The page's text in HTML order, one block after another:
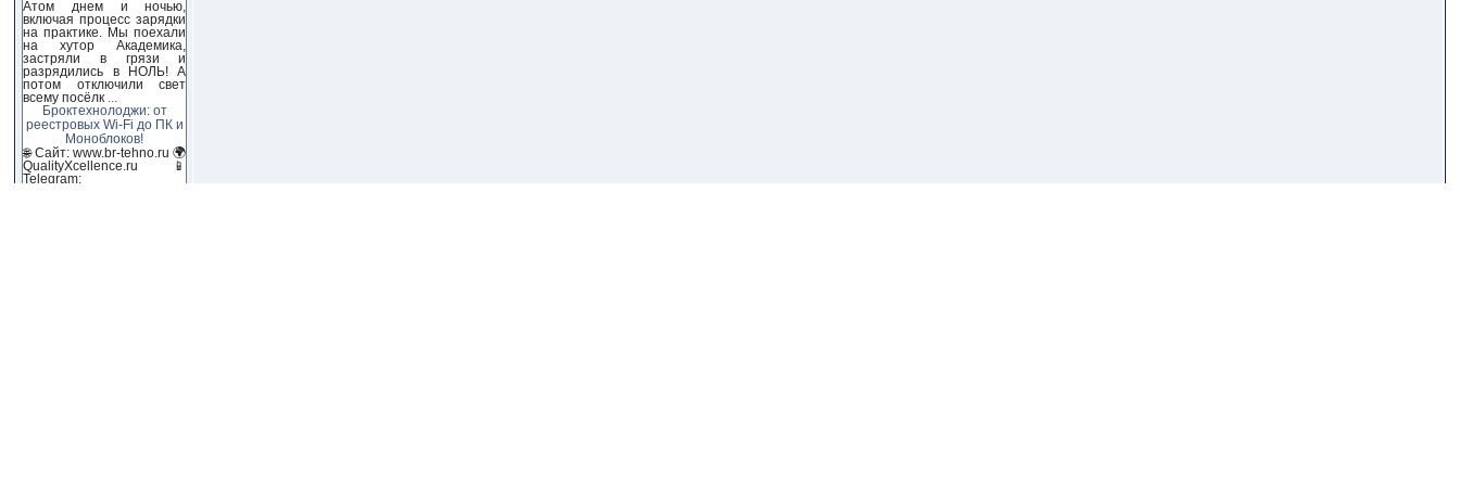
Атом днем и ночью,
включая процесс зарядки
на практике. Мы поехали
на хутор Академика,
застряли в грязи и
разрядились в НОЛЬ! А
потом отключили свет
всему посёлк
Броктехнолоджи: от
реестровых Wi-Fi до ПК и
Моноблоков!
🌐 Сайт: www.br-tehno.ru 🌍
QualityXcellence.ru 📱
Telegram: